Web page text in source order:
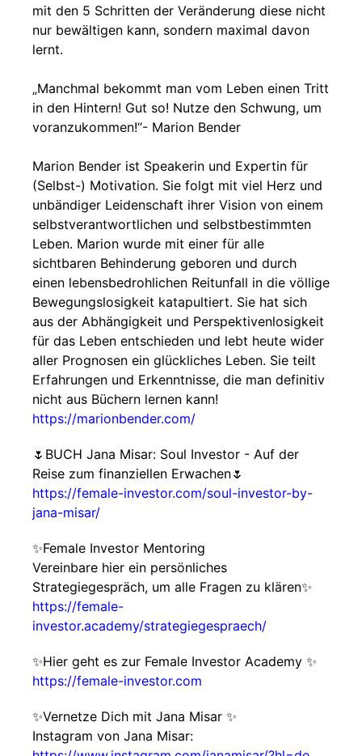
mit den 5 Schritten der Veränderung diese nicht
nur bewältigen kann, sondern maximal davon
lernt.
„Manchmal bekommt man vom Leben einen Tritt
in den Hintern! Gut so! Nutze den Schwung, um
voranzukommen!“- Marion Bender
Marion Bender ist Speakerin und Expertin für
(Selbst-) Motivation. Sie folgt mit viel Herz und
unbändiger Leidenschaft ihrer Vision von einem
selbstverantwortlichen und selbstbestimmten
Leben. Marion wurde mit einer für alle
sichtbaren Behinderung geboren und durch
einen lebensbedrohlichen Reitunfall in die völlige
Bewegungslosigkeit katapultiert. Sie hat sich
aus der Abhängigkeit und Perspektivenlosigkeit
für das Leben entschieden und lebt heute wider
aller Prognosen ein glückliches Leben. Sie teilt
Erfahrungen und Erkenntnisse, die man definitiv
nicht aus Büchern lernen kann!
https://marionbender.com/
🌷BUCH Jana Misar: Soul Investor - Auf der
Reise zum finanziellen Erwachen🌷
https://female-investor.com/soul-investor-by-
jana-misar/
✨Female Investor Mentoring
Vereinbare hier ein persönliches
Strategiegespräch, um alle Fragen zu klären✨
https://female-
investor.academy/strategiegespraech/
✨Hier geht es zur Female Investor Academy ✨
https://female-investor.com
✨Vernetze Dich mit Jana Misar ✨
Instagram von Jana Misar: